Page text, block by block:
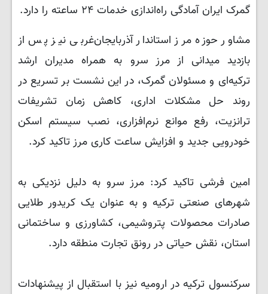
گمرک ایران آمادگی راه‌اندازی خدمات ۲۴ ساعته را دارد.
مشاور حوزه مرز استاندار آذربایجان‌غربی نیز پس از
بازدید میدانی از مرز سرو به همراه مدیران ارشد
ترکیه‌ای و مسئولان گمرک، در این نشست بر تسریع در
روند حل مشکلات اداری، کاهش زمان تشریفات
ترانزیت، رفع موانع نرم‌افزاری، نصب سیستم اسکن
خودرویی جدید و افزایش ساعت کاری مرز تاکید کرد.
امین فرشی تاکید کرد: مرز سرو به دلیل نزدیکی به
شهرهای صنعتی ترکیه و به عنوان یک کریدور طلایی
صادرات محصولات پتروشیمی، کشاورزی و ساختمانی
استان، نقش حیاتی در رونق تجارت منطقه دارد.
سرکنسول ترکیه در ارومیه نیز با استقبال از پیشنهادات